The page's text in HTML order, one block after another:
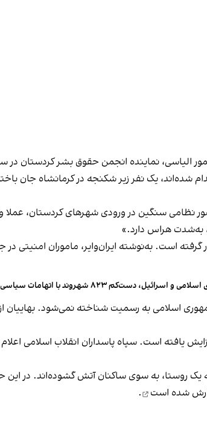
الیاسی، نماینده انجمن حقوق بشر کردستان در
پنج نفر اعدام شده‌اند، یک نفر زیر شکنجه در
نظامی سنگین در ورودی شهرهای کردستان،
به‌شدت هراس دارد.»
است. به‌نوشته ایران‌وایر، ماموران
دست‌کم ۸۲۳ شهروند با اتهامات سیاسی بازداشت شده‌اند
شده است .